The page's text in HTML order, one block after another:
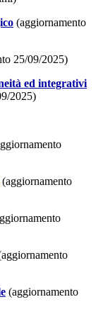
(aggiornamento
25/09/2025)
ed integrativi
2025)
(aggiornamento
(aggiornamento